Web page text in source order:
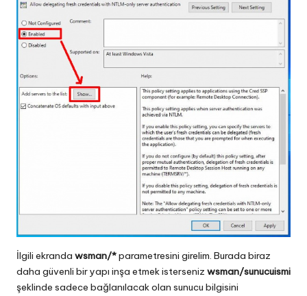
İlgili ekranda wsman/*parametresini girelim. Burada biraz
daha güvenli bir yapı inşa etmek isterseniz wsman/sunucuismi
şeklinde sadece bağlanılacak olan sunucu bilgisini